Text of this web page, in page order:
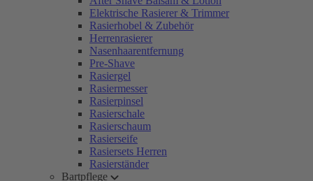
Elektrische Rasierer & Trimmer
Rasierhobel & Zubehör
Herrenrasierer
Nasenhaarentfernung
Pre-Shave
Rasiergel
Rasiermesser
Rasierpinsel
Rasierschale
Rasierschaum
Rasierseife
Rasiersets Herren
Rasierständer
Bartpflege